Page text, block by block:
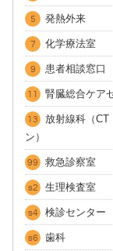
5 発熱外来
7 化学療法室
9 患者相談窓口
11 腎臓総合ケア
13
放射線科（CT
ン）
99 救急診察室
s2 生理検査室
s4 検診センター
s6 歯科